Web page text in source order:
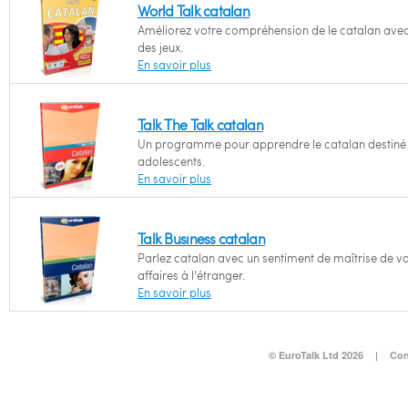
World Talk catalan
Améliorez votre compréhension de le catalan
des jeux.
En savoir plus
Talk The Talk catalan
Un programme pour apprendre le catalan destiné
adolescents.
En savoir plus
Talk Business catalan
Parlez catalan avec un sentiment de maîtrise de
affaires à l'étranger.
En savoir plus
© EuroTalk Ltd 2026 |